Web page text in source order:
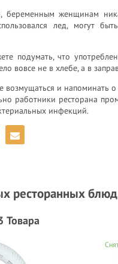
беременным женщинам
лед, могут
подумать, что
вовсе не в хлебе, а в
возмущаться и напоминать
работники ресторана
инфекций.
ресторанных
Товара